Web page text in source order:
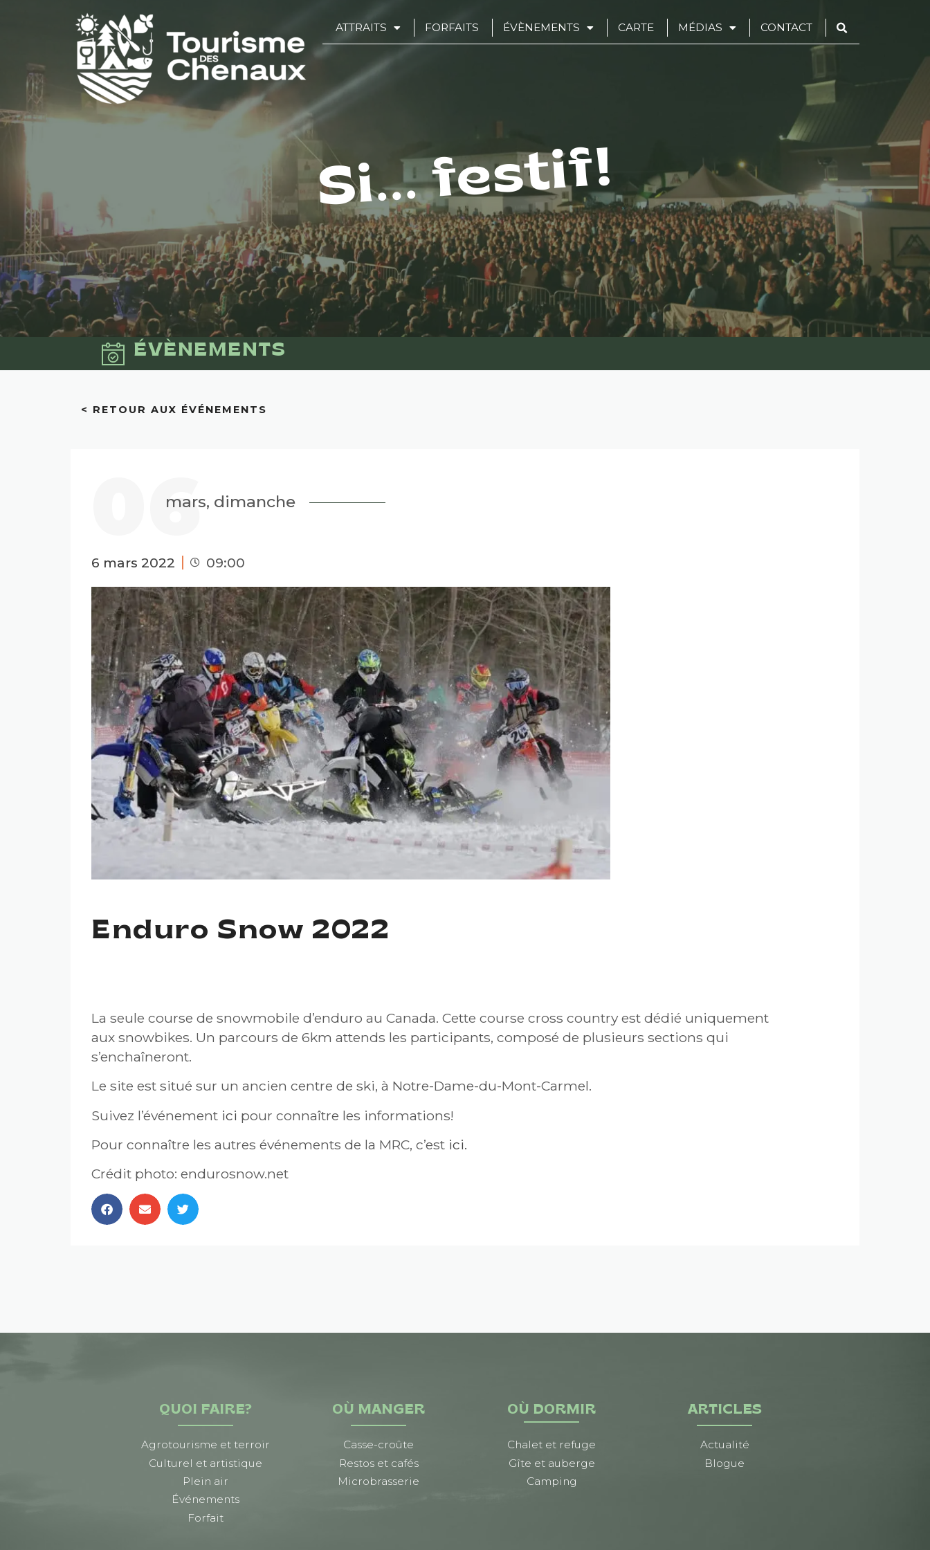
ATTRAITS FORFAITS ÉVÈNEMENTS CARTE MÉDIAS CONTACT
Si... festif!
ÉVÈNEMENTS
< RETOUR AUX ÉVÉNEMENTS
06
mars, dimanche
6 mars 2022 09:00
Enduro Snow 2022
La seule course de snowmobile d’enduro au Canada. Cette course cross country est dédié uniquement
aux snowbikes. Un parcours de 6km attends les participants, composé de plusieurs sections qui
s’enchaîneront.
Le site est situé sur un ancien centre de ski, à Notre-Dame-du-Mont-Carmel.
Suivez l’événement ici pour connaître les informations!
Pour connaître les autres événements de la MRC, c’est ici.
Crédit photo: endurosnow.net
QUOI FAIRE?
Agrotourisme et terroir
Culturel et artistique
Plein air
Événements
Forfait
OÙ MANGER
Casse-croûte
Restos et cafés
Microbrasserie
OÙ DORMIR
Chalet et refuge
Gîte et auberge
Camping
ARTICLES
Actualité
Blogue